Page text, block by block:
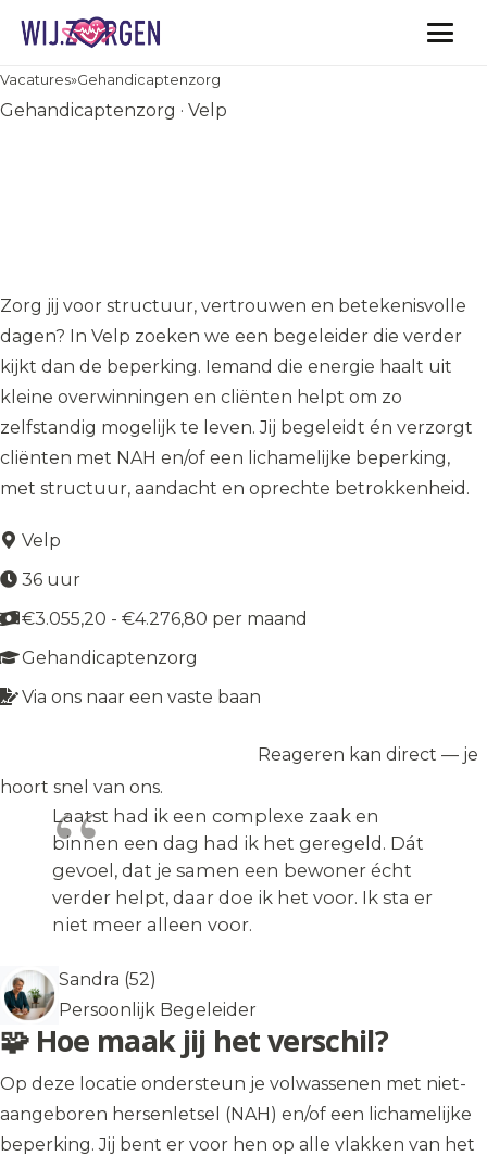
Vacatures»Gehandicaptenzorg
Gehandicaptenzorg · Velp
Zorg jij voor structuur, vertrouwen en betekenisvolle
dagen? In Velp zoeken we een begeleider die verder
kijkt dan de beperking. Iemand die energie haalt uit
kleine overwinningen en cliënten helpt om zo
zelfstandig mogelijk te leven. Jij begeleidt én verzorgt
cliënten met NAH en/of een lichamelijke beperking,
met structuur, aandacht en oprechte betrokkenheid.
Velp
36 uur
€3.055,20 - €4.276,80 per maand
Gehandicaptenzorg
Via ons naar een vaste baan
Reageren kan direct — je
hoort snel van ons.
Laatst had ik een complexe zaak en
binnen een dag had ik het geregeld. Dát
gevoel, dat je samen een bewoner écht
verder helpt, daar doe ik het voor. Ik sta er
niet meer alleen voor.
Sandra (52)
Persoonlijk Begeleider
🧩 Hoe maak jij het verschil?
Op deze locatie ondersteun je volwassenen met niet-
aangeboren hersenletsel (NAH) en/of een lichamelijke
beperking. Jij bent er voor hen op alle vlakken van het